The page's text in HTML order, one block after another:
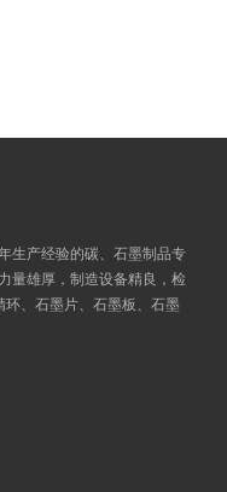
生产经验的碳、石墨制品专
量雄厚，制造设备精良，检
、石墨片、石墨板、石墨